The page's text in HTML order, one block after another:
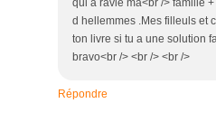
qui a ravie ma<br /> famille
d hellemmes .Mes filleuls et
ton livre si tu a une solution
bravo<br /> <br /> <br />
Répondre